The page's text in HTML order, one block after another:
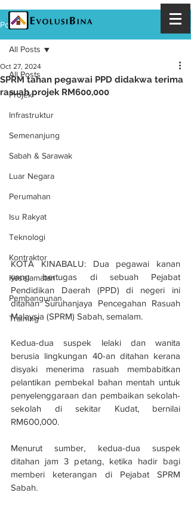
Post
All Posts
Projek
Infrastruktur
Semenanjung
Sabah & Sarawak
Luar Negara
Perumahan
Isu Rakyat
Teknologi
Kontraktor
Keselamatan
Pembangunan
Training
All Posts
SPRM tahan pegawai PPD didakwa terima
rasuah projek RM600,000
Oct 27, 2024
KOTA KINABALU: Dua pegawai kanan
yang bertugas di sebuah Pejabat
Pendidikan Daerah (PPD) di negeri ini
ditahan Suruhanjaya Pencegahan Rasuah
Malaysia (SPRM) Sabah, semalam.
Kedua-dua suspek lelaki dan wanita
berusia lingkungan 40-an ditahan kerana
disyaki menerima rasuah membabitkan
pelantikan pembekal bahan mentah untuk
penyelenggaraan dan pembaikan sekolah-
sekolah di sekitar Kudat, bernilai
RM600,000.
Menurut sumber, kedua-dua suspek
ditahan jam 3 petang, ketika hadir bagi
memberi keterangan di Pejabat SPRM
Sabah.